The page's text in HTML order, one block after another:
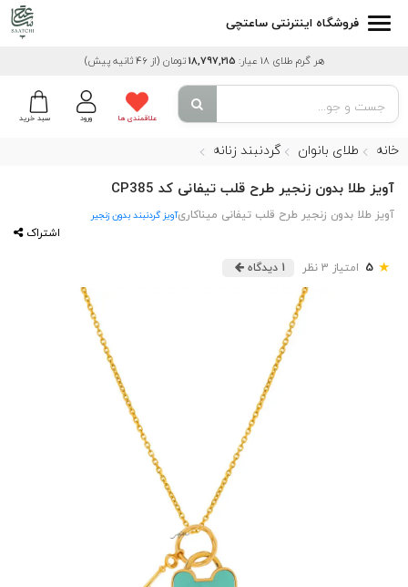
فروشگاه اینترنتی ساعتچی
هر گرم طلای 18 عیار: 18,797,215تومان (از 46 ثانیه پیش)
سبد خرید ورود علاقمندی ها
خانه طلای بانوان گردنبند زنانه
آویز طلا بدون زنجیر طرح قلب تیفانی کد CP385
آویز طلا بدون زنجیر طرح قلب تیفانی میناکاریآویز گردنبند بدون زنجیر
اشتراک
★
5 امتیاز 3 نظر 1 دیدگاه